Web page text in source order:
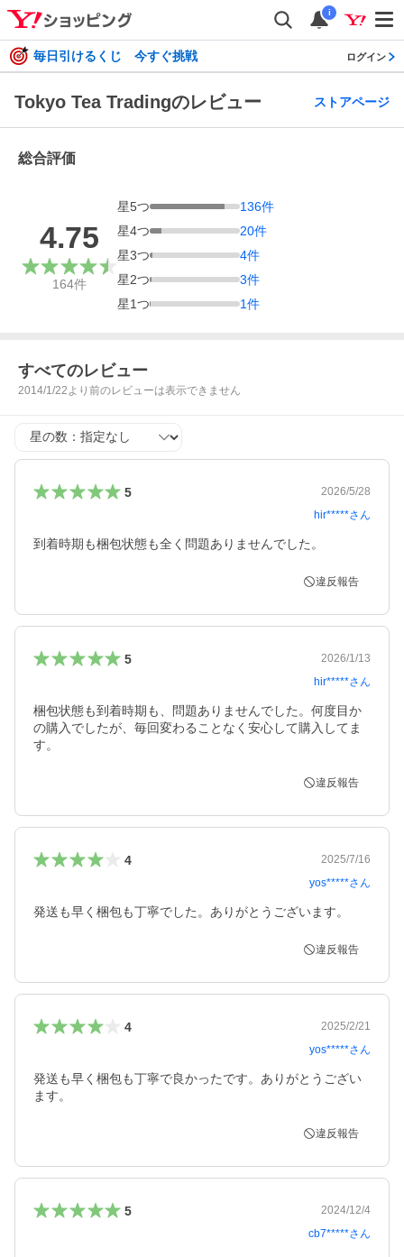
i
毎日引けるくじ 今すぐ挑戦 ログイン
Tokyo Tea Tradingのレビュー ストアページ
総合評価
4.75
164件
星5つ 136件
星4つ 20件
星3つ 4件
星2つ 3件
星1つ 1件
すべてのレビュー
2014/1/22より前のレビューは表示できません
星の数
5
2026/5/28
hir*****さん
到着時期も梱包状態も全く問題ありませんでした。
違反報告
5
2026/1/13
hir*****さん
梱包状態も到着時期も、問題ありませんでした。何度目か
の購入でしたが、毎回変わることなく安心して購入してま
す。
違反報告
4
2025/7/16
yos*****さん
発送も早く梱包も丁寧でした。ありがとうございます。
違反報告
4
2025/2/21
yos*****さん
発送も早く梱包も丁寧で良かったです。ありがとうござい
ます。
違反報告
5
2024/12/4
cb7*****さん